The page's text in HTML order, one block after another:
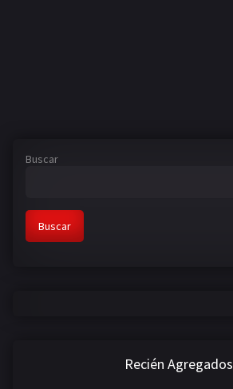
Buscar
Buscar
Recién Agregados